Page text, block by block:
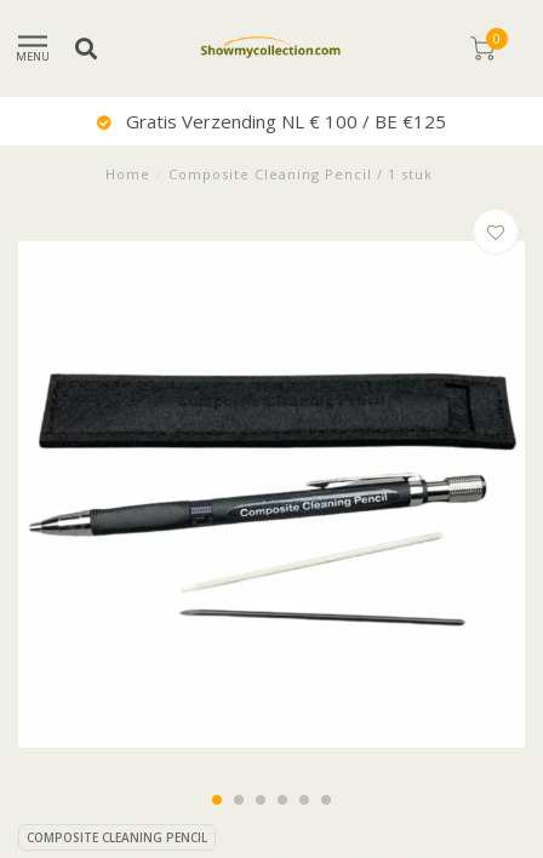
MENU
0
Gratis Verzending NL € 100 / BE €125
Home Composite Cleaning Pencil / 1 stuk
COMPOSITE CLEANING PENCIL